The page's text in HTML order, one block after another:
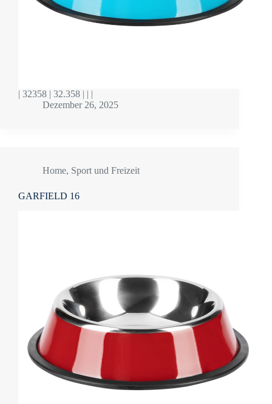
| 32358 | 32.358 | | |
Dezember 26, 2025
Home, Sport und Freizeit
GARFIELD 16